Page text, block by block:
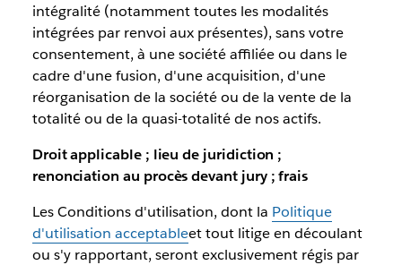
intégralité (notamment toutes les modalités
intégrées par renvoi aux présentes), sans votre
consentement, à une société affiliée ou dans le
cadre d'une fusion, d'une acquisition, d'une
réorganisation de la société ou de la vente de la
totalité ou de la quasi-totalité de nos actifs.
Droit applicable ; lieu de juridiction ;
renonciation au procès devant jury ; frais
Les Conditions d'utilisation, dont la Politique
d'utilisation acceptableet tout litige en découlant
ou s'y rapportant, seront exclusivement régis par